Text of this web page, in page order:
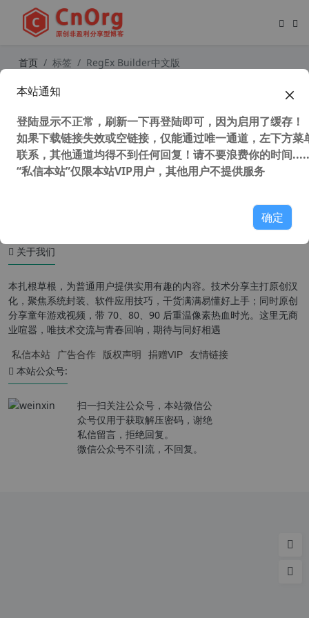
首页 标签 RegEx Builder中文版
达式验证工具
关于我们
本扎根草根，为普通用户提供实用有趣的内容。技术分享主打原创汉
化，聚焦系统封装、软件应用技巧，干货满满易懂好上手；同时原创
分享童年游戏视频，带 70、80、90 后重温像素热血时光。这里无商
业喧嚣，唯技术交流与青春回响，期待与同好相遇
私信本站 广告合作 版权声明 捐赠VIP 友情链接
本站公众号:
扫一扫关注公众号，本站微信公
众号仅用于获取解压密码，谢绝
私信留言，拒绝回复。
微信公众号不引流，不回复。
本站通知
登陆显示不正常，刷新一下再登陆即可，因为启用了缓存！
如果下载链接失效或空链接，仅能通过唯一通道，左下方菜
联系，其他通道均得不到任何回复！请不要浪费你的时间
“私信本站”仅限本站VIP用户，其他用户不提供服务
确定